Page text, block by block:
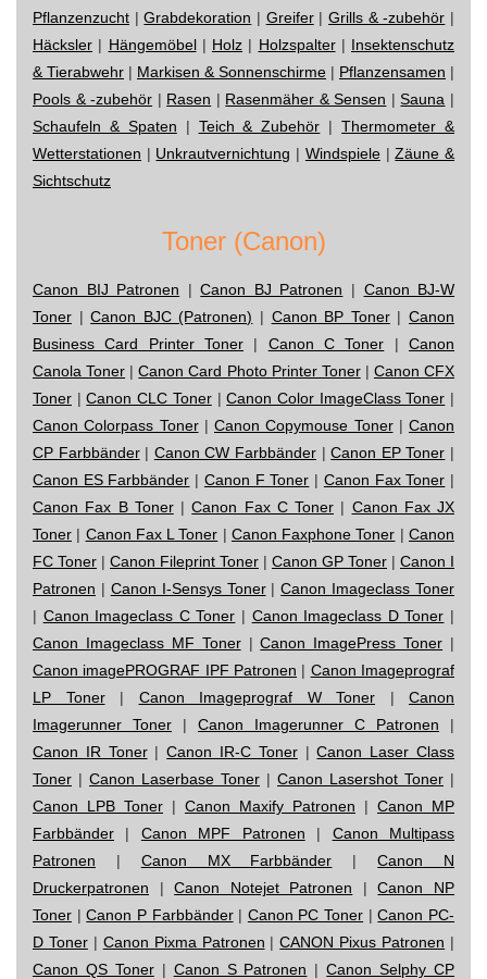
Pflanzenzucht |Grabdekoration | Greifer|Grills & -zubehör |
Häcksler | Hängemöbel| Holz | Holzspalter| Insektenschutz
& Tierabwehr | Markisen & Sonnenschirme | Pflanzensamen |
Pools & -zubehör | Rasen | Rasenmäher & Sensen |Sauna |
Schaufeln & Spaten | Teich & Zubehör |Thermometer &
Wetterstationen | Unkrautvernichtung | Windspiele|Zäune &
Sichtschutz
Toner (Canon)
Canon BIJ Patronen |Canon BJ Patronen | Canon BJ-W
Toner |Canon BJC (Patronen) | Canon BP Toner|Canon
Business Card Printer Toner | Canon C Toner |Canon
Canola Toner |Canon Card Photo Printer Toner| Canon CFX
Toner |Canon CLC Toner|Canon Color ImageClass Toner |
Canon Colorpass Toner| Canon Copymouse Toner| Canon
CP Farbbänder| Canon CW Farbbänder |Canon EP Toner |
Canon ES Farbbänder | Canon F Toner | Canon Fax Toner |
Canon Fax B Toner|Canon Fax C Toner | Canon Fax JX
Toner | Canon Fax L Toner | Canon Faxphone Toner |Canon
FC Toner | Canon Fileprint Toner | Canon GP Toner | Canon I
Patronen | Canon I-Sensys Toner|Canon Imageclass Toner
| Canon Imageclass C Toner | Canon Imageclass D Toner |
Canon Imageclass MF Toner|Canon ImagePress Toner |
Canon imagePROGRAF IPF Patronen | Canon Imageprograf
LP Toner| Canon Imageprograf W Toner | Canon
Imagerunner Toner | Canon Imagerunner C Patronen |
Canon IR Toner|Canon IR-C Toner|Canon Laser Class
Toner | Canon Laserbase Toner | Canon Lasershot Toner |
Canon LPB Toner | Canon Maxify Patronen | Canon MP
Farbbänder | Canon MPF Patronen | Canon Multipass
Patronen | Canon MX Farbbänder |Canon N
Druckerpatronen |Canon Notejet Patronen |Canon NP
Toner |Canon P Farbbänder| Canon PC Toner |Canon PC-
D Toner| Canon Pixma Patronen |CANON Pixus Patronen |
Canon QS Toner| Canon S Patronen |Canon Selphy CP